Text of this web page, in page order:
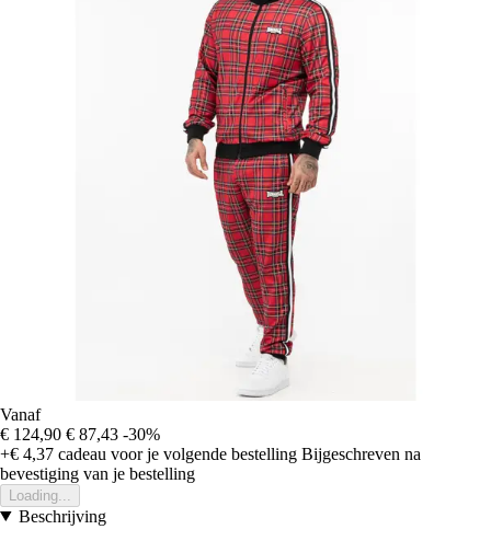
Vanaf
€ 124,90 € 87,43 -30%
+€ 4,37 cadeau voor je volgende bestelling Bijgeschreven na
bevestiging van je bestelling
Loading...
Beschrijving